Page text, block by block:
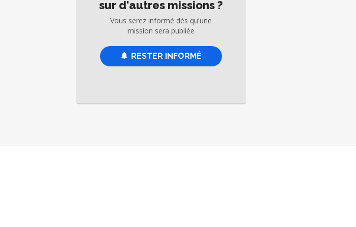
le monde.
sur d'autres missions ?
Vous serez informé dès qu'une
mission sera publiée
RESTER INFORMÉ